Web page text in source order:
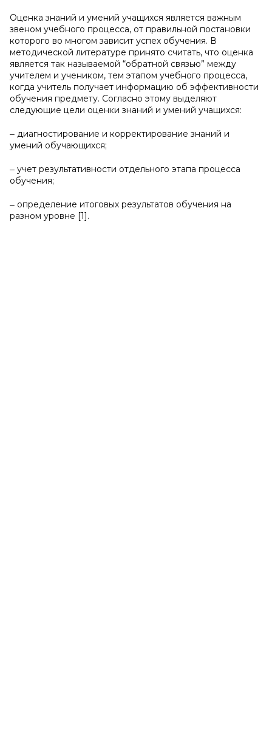
Оценка знаний и умений учащихся является важным
звеном учебного процесса, от правильной постановки
которого во многом зависит успех обучения. В
методической литературе принято считать, что оценка
является так называемой “обратной связью” между
учителем и учеником, тем этапом учебного процесса,
когда учитель получает информацию об эффективности
обучения предмету. Согласно этому выделяют
следующие цели оценки знаний и умений учащихся:
‒ диагностирование и корректирование знаний и
умений обучающихся;
‒ учет результативности отдельного этапа процесса
обучения;
‒ определение итоговых результатов обучения на
разном уровне [1].